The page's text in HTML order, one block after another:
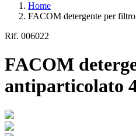
Home
FACOM detergente per
Rif. 006022
FACOM
antiparticolato